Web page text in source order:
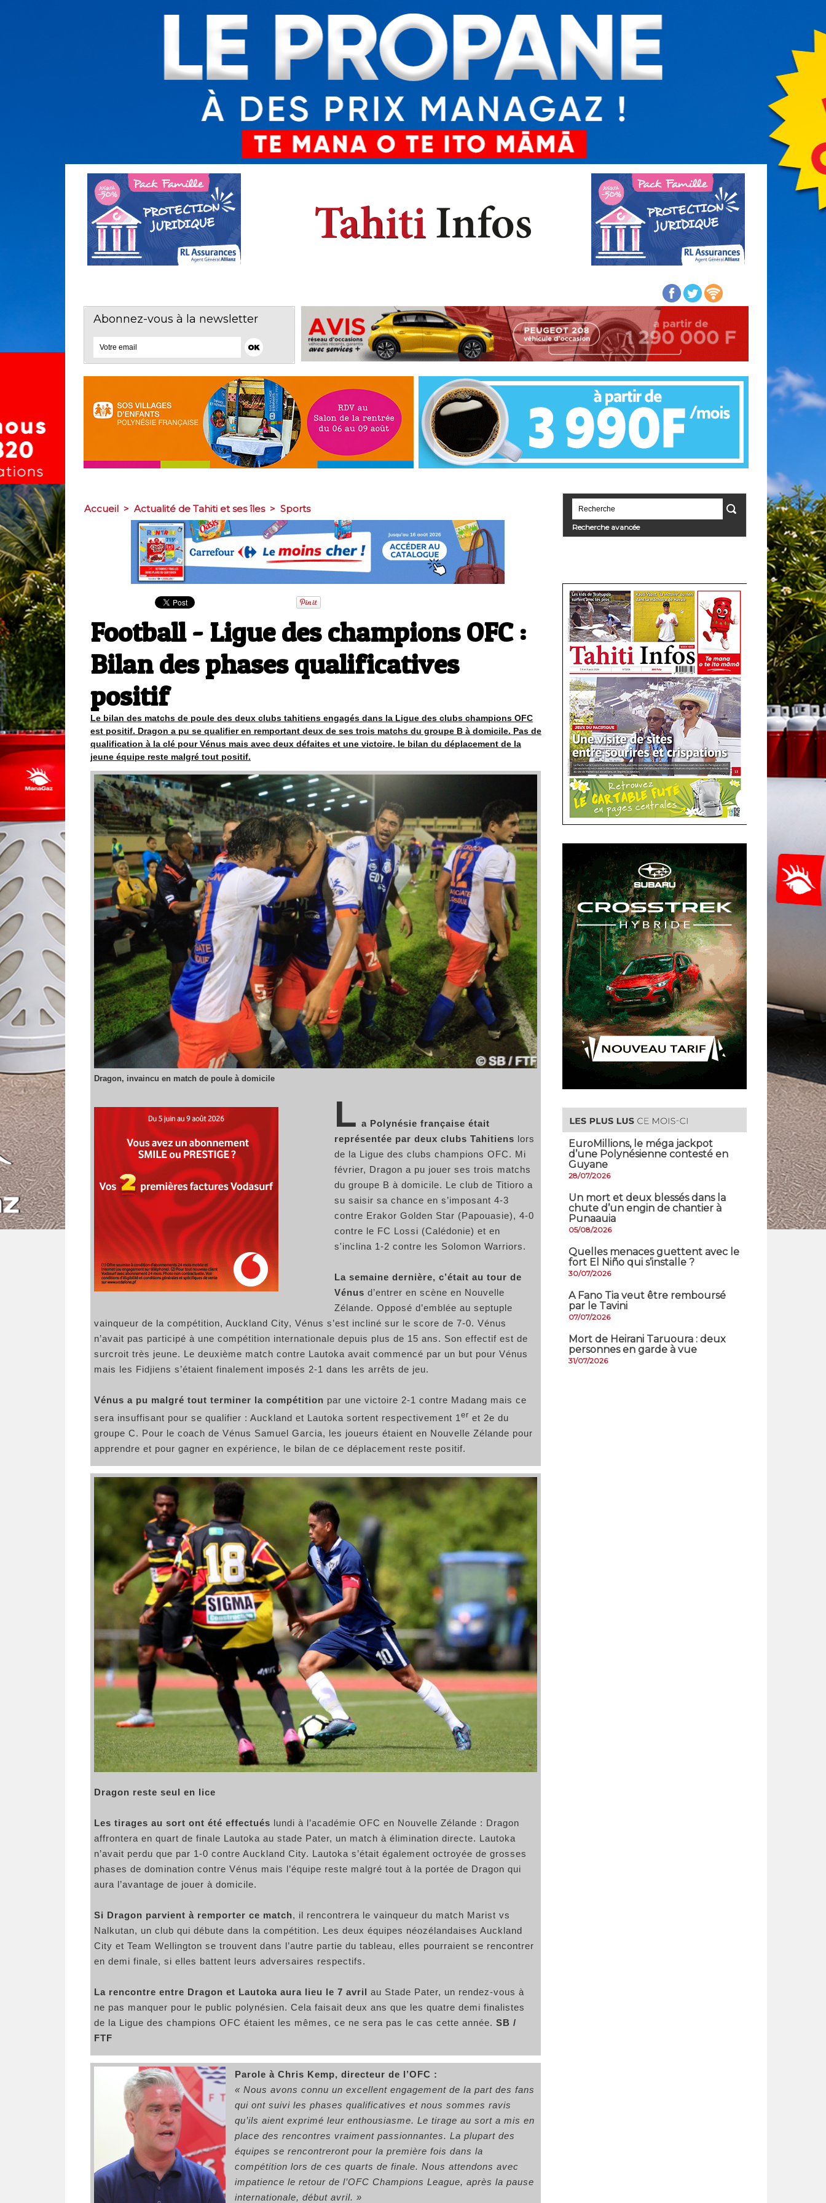
Abonnez-vous à la newsletter
Accueil > Actualité de Tahiti et ses îles > Sports
Football - Ligue des champions OFC :
Bilan des phases qualificatives
positif
Le bilan des matchs de poule des deux clubs tahitiens engagés dans la Ligue des clubs champions OFC
est positif. Dragon a pu se qualifier en remportant deux de ses trois matchs du groupe B à domicile. Pas de
qualification à la clé pour Vénus mais avec deux défaites et une victoire, le bilan du déplacement de la
jeune équipe reste malgré tout positif.
Dragon, invaincu en match de poule à domicile
L a Polynésie française était
représentée par deux clubs Tahitiens lors
de la Ligue des clubs champions OFC. Mi
février, Dragon a pu jouer ses trois matchs
du groupe B à domicile. Le club de Titioro a
su saisir sa chance en s’imposant 4-3
contre Erakor Golden Star (Papouasie), 4-0
contre le FC Lossi (Calédonie) et en
s'inclina 1-2 contre les Solomon Warriors.
La semaine dernière, c’était au tour de
Vénus d’entrer en scène en Nouvelle
Zélande. Opposé d’emblée au septuple
vainqueur de la compétition, Auckland City, Vénus s’est incliné sur le score de 7-0. Vénus
n’avait pas participé à une compétition internationale depuis plus de 15 ans. Son effectif est de
surcroit très jeune. Le deuxième match contre Lautoka avait commencé par un but pour Vénus
mais les Fidjiens s’étaient finalement imposés 2-1 dans les arrêts de jeu.
Vénus a pu malgré tout terminer la compétition par une victoire 2-1 contre Madang mais ce
sera insuffisant pour se qualifier : Auckland et Lautoka sortent respectivement 1 er et 2e du
groupe C. Pour le coach de Vénus Samuel Garcia, les joueurs étaient en Nouvelle Zélande pour
apprendre et pour gagner en expérience, le bilan de ce déplacement reste positif.
Dragon reste seul en lice
Les tirages au sort ont été effectués lundi à l’académie OFC en Nouvelle Zélande : Dragon
affrontera en quart de finale Lautoka au stade Pater, un match à élimination directe. Lautoka
n’avait perdu que par 1-0 contre Auckland City. Lautoka s’était également octroyée de grosses
phases de domination contre Vénus mais l’équipe reste malgré tout à la portée de Dragon qui
aura l’avantage de jouer à domicile.
Si Dragon parvient à remporter ce match, il rencontrera le vainqueur du match Marist vs
Nalkutan, un club qui débute dans la compétition. Les deux équipes néozélandaises Auckland
City et Team Wellington se trouvent dans l’autre partie du tableau, elles pourraient se rencontrer
en demi finale, si elles battent leurs adversaires respectifs.
La rencontre entre Dragon et Lautoka aura lieu le 7 avril au Stade Pater, un rendez-vous à
ne pas manquer pour le public polynésien. Cela faisait deux ans que les quatre demi finalistes
de la Ligue des champions OFC étaient les mêmes, ce ne sera pas le cas cette année. SB /
FTF
Parole à Chris Kemp, directeur de l’OFC :
« Nous avons connu un excellent engagement de la part des fans
qui ont suivi les phases qualificatives et nous sommes ravis
qu’ils aient exprimé leur enthousiasme. Le tirage au sort a mis en
place des rencontres vraiment passionnantes. La plupart des
équipes se rencontreront pour la première fois dans la
compétition lors de ces quarts de finale. Nous attendons avec
impatience le retour de l’OFC Champions League, après la pause
internationale, début avril. »
Recherche avancée
EuroMillions, ​le méga jackpot
d’une Polynésienne contesté en
Guyane
28/07/2026
​Un mort et deux blessés dans la
chute d’un engin de chantier à
Punaauia
05/08/2026
Quelles menaces guettent avec le
fort El Niño qui s’installe ?
30/07/2026
A Fano Tia veut être remboursé
par le Tavini
07/07/2026
Mort de Heirani Taruoura : deux
personnes en garde à vue
31/07/2026